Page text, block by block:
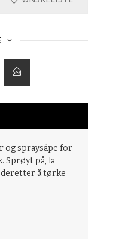
og spraysåpe for
Sprøyt på, la
å tørke